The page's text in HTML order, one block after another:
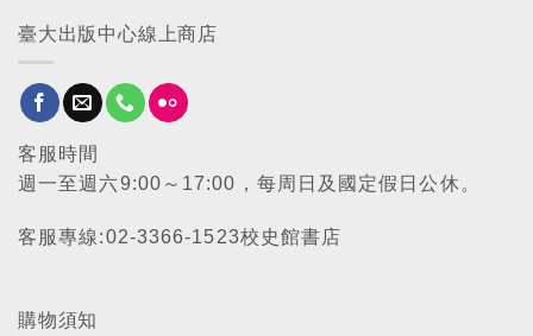
臺大出版中心線上商店
客服時間
週一至週六9:00～17:00，每周日及國定假日公休。
客服專線:02-3366-1523校史館書店
購物須知